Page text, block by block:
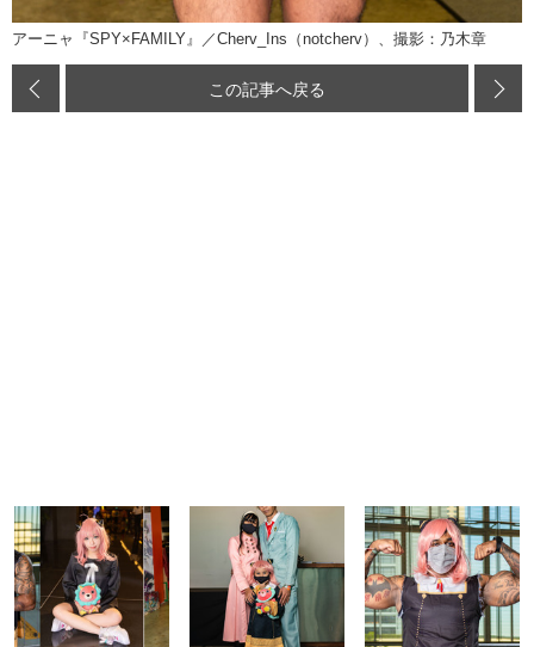
アーニャ『SPY×FAMILY』／Cherv_Ins（notcherv）、撮影：乃木章
この記事へ戻る